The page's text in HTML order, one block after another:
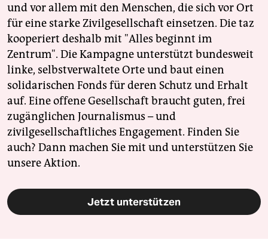
und vor allem mit den Menschen, die sich vor Ort
für eine starke Zivilgesellschaft einsetzen. Die taz
kooperiert deshalb mit "Alles beginnt im
Zentrum". Die Kampagne unterstützt bundesweit
linke, selbstverwaltete Orte und baut einen
solidarischen Fonds für deren Schutz und Erhalt
auf. Eine offene Gesellschaft braucht guten, frei
zugänglichen Journalismus – und
zivilgesellschaftliches Engagement. Finden Sie
auch? Dann machen Sie mit und unterstützen Sie
unsere Aktion.
Jetzt unterstützen